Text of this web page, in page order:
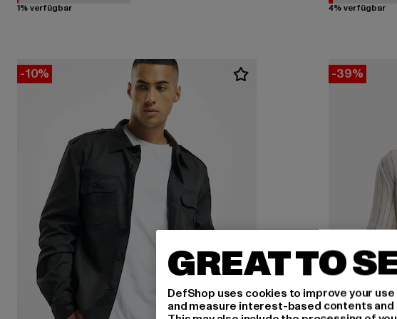
1% verfügbar 4% verfügbar
-10% -39%
GREAT TO
DefShop uses cookies to improve your
and measure interest-based contents